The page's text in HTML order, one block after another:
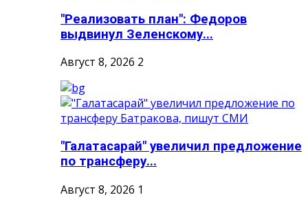
"Реализовать план": Федоров
выдвинул Зеленскому...
Август 8, 2026 2
"Галатасарай" увеличил предложение
по трансферу...
Август 8, 2026 1